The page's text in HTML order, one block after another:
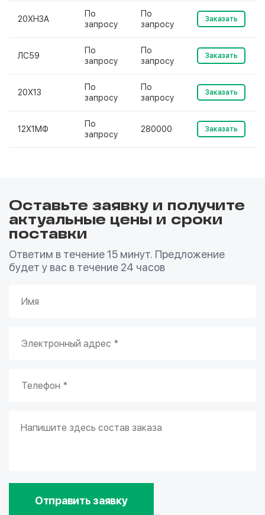
20ХН3А
По
запросу
По
запросу
Заказать
ЛС59
По
запросу
По
запросу
Заказать
20Х13
По
запросу
По
запросу
Заказать
12Х1МФ
По
запросу
280000 Заказать
Оставьте заявку и получите
актуальные цены и сроки
поставки
Ответим в течение 15 минут. Предложение
будет у вас в течение 24 часов
Отправить заявку